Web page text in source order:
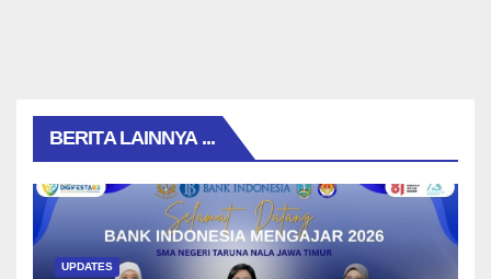
BERITA LAINNYA ...
UPDATES